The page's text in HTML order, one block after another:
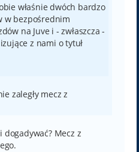
właśnie dwóch bardzo
w bezpośrednim
na Juve i - zwłaszcza -
z nami o tytuł
zaległy mecz z
dogadywać? Mecz z